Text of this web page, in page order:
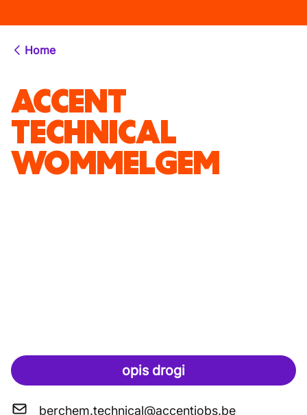
Home
ACCENT
TECHNICAL
WOMMELGEM
opis drogi
berchem.technical@accentjobs.be